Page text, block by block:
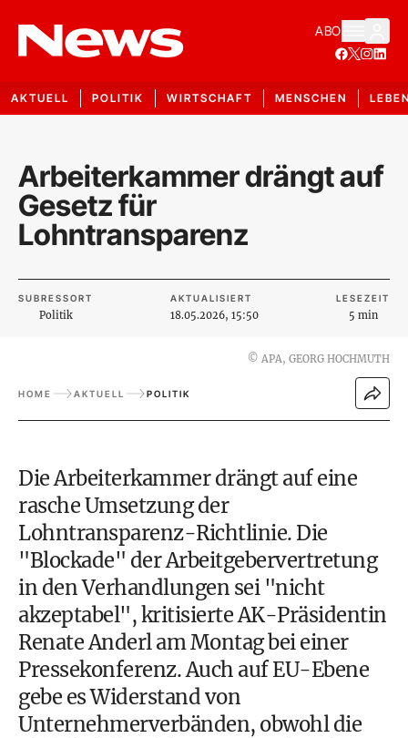
ABO
AKTUELL POLITIK WIRTSCHAFT MENSCHEN
Arbeiterkammer drängt auf
Gesetz für
Lohntransparenz
SUBRESSORT
Politik
AKTUALISIERT
18.05.2026, 15:50
LESEZEIT
5 min
© APA, GEORG HOCHMUTH
HOME AKTUELL POLITIK
Die Arbeiterkammer drängt auf eine
rasche Umsetzung der
Lohntransparenz-Richtlinie. Die
"Blockade" der Arbeitgebervertretung
in den Verhandlungen sei "nicht
akzeptabel", kritisierte AK-Präsidentin
Renate Anderl am Montag bei einer
Pressekonferenz. Auch auf EU-Ebene
gebe es Widerstand von
Unternehmerverbänden, obwohl die